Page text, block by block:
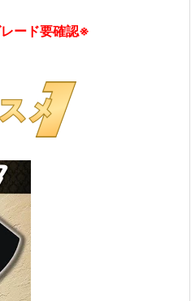
ード要確認※